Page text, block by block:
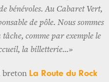
bénévoles. Au Cabaret Vert,
de pôle. Nous sommes
tâche, comme par exemple le
la billetterie...»
breton La Route du Rock